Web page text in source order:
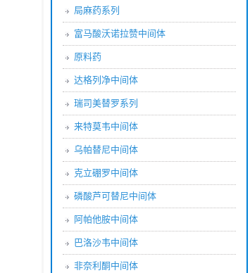
局麻药系列
富马酸沃诺拉赞中间体
原料药
达格列净中间体
瑞司美替罗系列
来特莫韦中间体
乌帕替尼中间体
克立硼罗中间体
磷酸芦可替尼中间体
阿帕他胺中间体
巴洛沙韦中间体
非奈利酮中间体